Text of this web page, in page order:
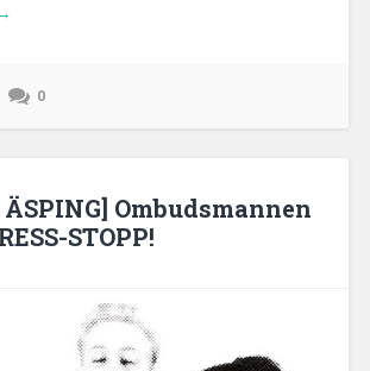
0
ÄSPING] Ombudsmannen
STOPP!